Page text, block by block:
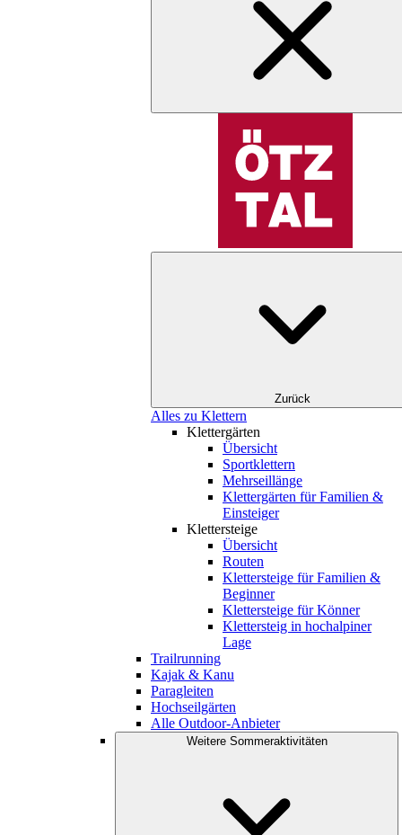
Zurück
Alles zu Klettern
Klettergärten
Übersicht
Sportklettern
Mehrseillänge
Klettergärten für Familien &
Einsteiger
Klettersteige
Übersicht
Routen
Klettersteige für Familien &
Beginner
Klettersteige für Könner
Klettersteig in hochalpiner
Lage
Trailrunning
Kajak & Kanu
Paragleiten
Hochseilgärten
Alle Outdoor-Anbieter
Weitere Sommeraktivitäten